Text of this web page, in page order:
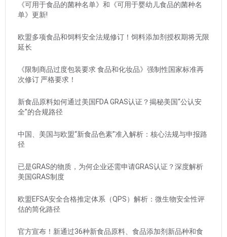
《可用于食品的菌种名单》和《可用于婴幼儿食品的菌种名
单》更新!
欧盟多项食品和饲料安全法规修订！饲料添加剂授权期将无限
延长
《限制商品过度包装要求 食品和化妆品》强制性国家标准再
次修订 严格要求！
新食品原料如何通过美国FDA GRAS认证？揭秘美国“公认安
全”的合规路径
中国、美国与欧盟“新食品色素”准入解析：核心法规与申报路
径
已是GRAS的物质，为何企业还需申请GRAS认证？深度解析
美国GRAS制度
欧盟EFSA安全合格推定体系（QPS）解析：微生物安全性评
估的简化路径
官方宣布！新通过36种新食品原料、食品添加剂新品种和食